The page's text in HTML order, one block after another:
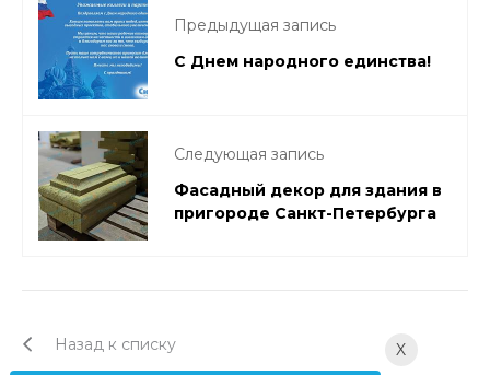
Предыдущая запись
С Днем народного единства!
Следующая запись
Фасадный декор для здания в
пригороде Санкт-Петербурга
Назад к списку
X